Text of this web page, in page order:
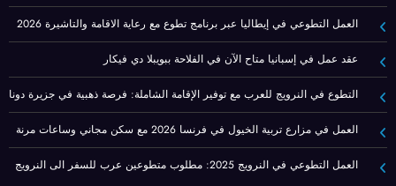
العمل التطوعي في إيطاليا عبر برنامج تطوع مع رعاية الاقامة والتاشيرة 2026
عقد عمل في إسبانيا متاح الآن في الفلاحة ببويبلا دي فيكار
التطوع في النرويج للعرب مع توفير الإقامة الشاملة: فرصة ذهبية في جزيرة دونا
العمل في مزارع تربية الخيول في فرنسا 2026 مع سكن مجاني وساعات مرنة
العمل التطوعي في النرويج 2025: مطلوب متطوعين عرب للسفر الى النرويج